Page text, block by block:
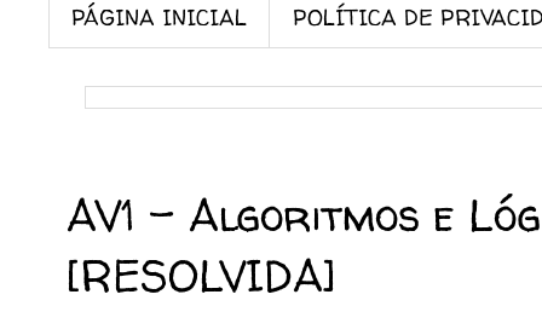
PÁGINA INICIAL POLÍTICA DE
AV1 - Algoritmos e
[RESOLVIDA]